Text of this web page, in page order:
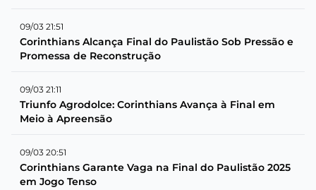
09/03 21:51
Corinthians Alcança Final do Paulistão Sob Pressão e
Promessa de Reconstrução
09/03 21:11
Triunfo Agrodolce: Corinthians Avança à Final em
Meio à Apreensão
09/03 20:51
Corinthians Garante Vaga na Final do Paulistão 2025
em Jogo Tenso